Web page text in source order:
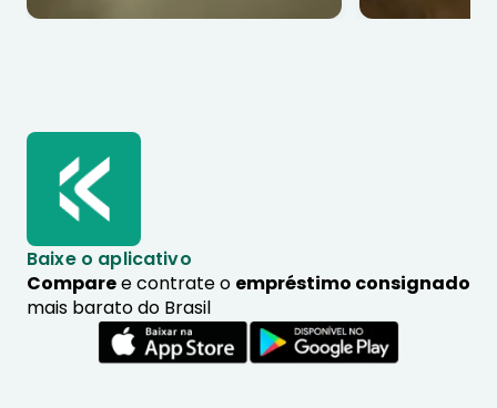
Baixe o aplicativo
Comparee contrate o empréstimo consignado
mais barato do Brasil